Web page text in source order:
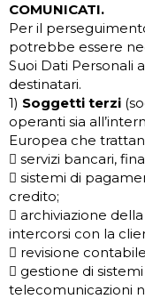
COMUNICATI.
Per il
potrebbe essere
Suoi Dati Personali
destinatari.
1) Soggetti terzi
operanti sia
Europea che
 servizi bancari,
 sistemi di
credito;
 archiviazione
intercorsi con la
 revisione
 gestione di
telecomunicazioni